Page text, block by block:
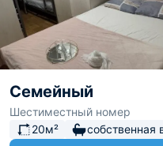
Семейный
Шестиместный номер
20м²
собственная